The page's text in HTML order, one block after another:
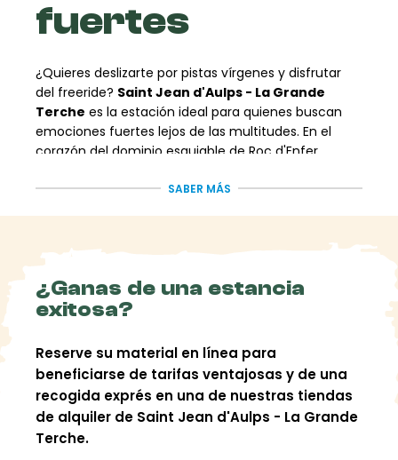
fuertes
¿Quieres deslizarte por pistas vírgenes y disfrutar
del freeride? Saint Jean d'Aulps - La Grande
Terche es la estación ideal para quienes buscan
emociones fuertes lejos de las multitudes. En el
corazón del dominio esquiable de Roc d'Enfer,
nuestra tienda asociada: Roc d'Enfer Sport.
Alquiler de
esquís en Saint
Jean d'Aulps:
¡material de
freeride de alta
gama!
SABER MÁS
¿Ganas de una estancia
exitosa?
Reserve su material en línea para
beneficiarse de tarifas ventajosas y de una
recogida exprés en una de nuestras tiendas
de alquiler de Saint Jean d'Aulps - La Grande
Terche.